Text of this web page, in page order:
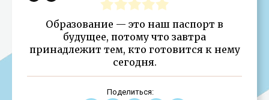
Образование — это наш паспорт в
будущее, потому что завтра
принадлежит тем, кто готовится к нему
сегодня.
Поделиться: